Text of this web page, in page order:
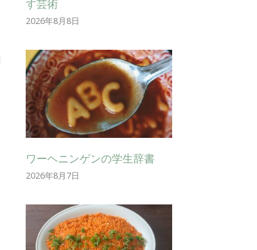
す芸術
2026年8月8日
ワーヘニンゲンの学生辞書
2026年8月7日